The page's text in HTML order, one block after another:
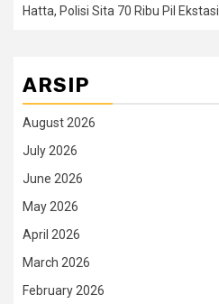
Hatta, Polisi Sita 70 Ribu Pil Ekstasi
ARSIP
August 2026
July 2026
June 2026
May 2026
April 2026
March 2026
February 2026